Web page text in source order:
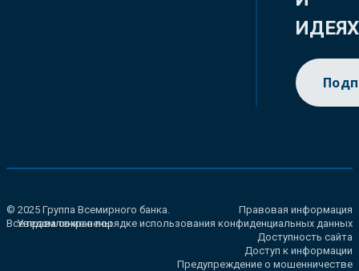
ИДЕЯХ
© 2025 Группа Всемирного банка.
Все права сохранены.
Правовая информация
Уведомление о порядке использования конфиденциальных данных
Доступность сайта
Доступ к информации
Предупреждение о мошенничестве